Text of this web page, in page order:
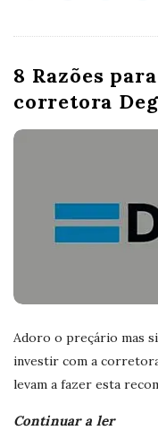
8 Razões
corretora
Adoro o preçário mas
investir com a
levam a fazer esta
Continuar a ler